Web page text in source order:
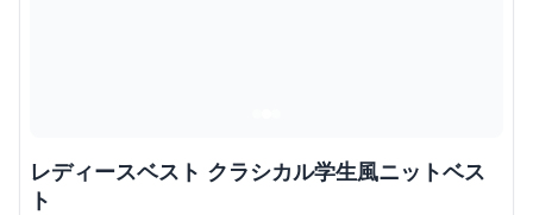
レディースベスト クラシカル学生風ニットベス
ト